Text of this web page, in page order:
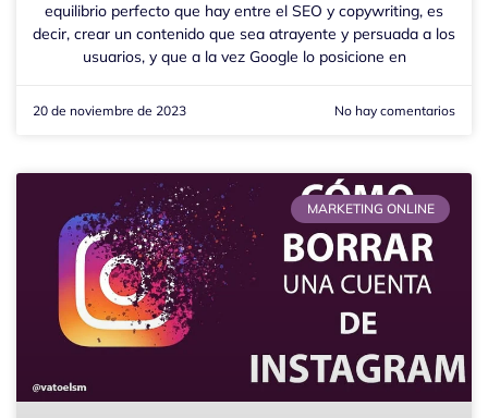
equilibrio perfecto que hay entre el SEO y copywriting, es
decir, crear un contenido que sea atrayente y persuada a los
usuarios, y que a la vez Google lo posicione en
20 de noviembre de 2023 No hay comentarios
MARKETING ONLINE